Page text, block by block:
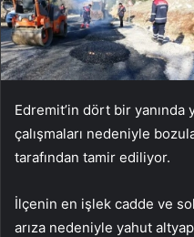
Edremit’in dört bir yanında
çalışmaları nedeniyle
tarafından tamir ediliyor.
İlçenin en işlek cadde ve
arıza nedeniyle yahut